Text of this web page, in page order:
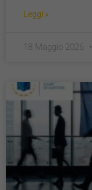
Leggi »
18 Maggio 2026